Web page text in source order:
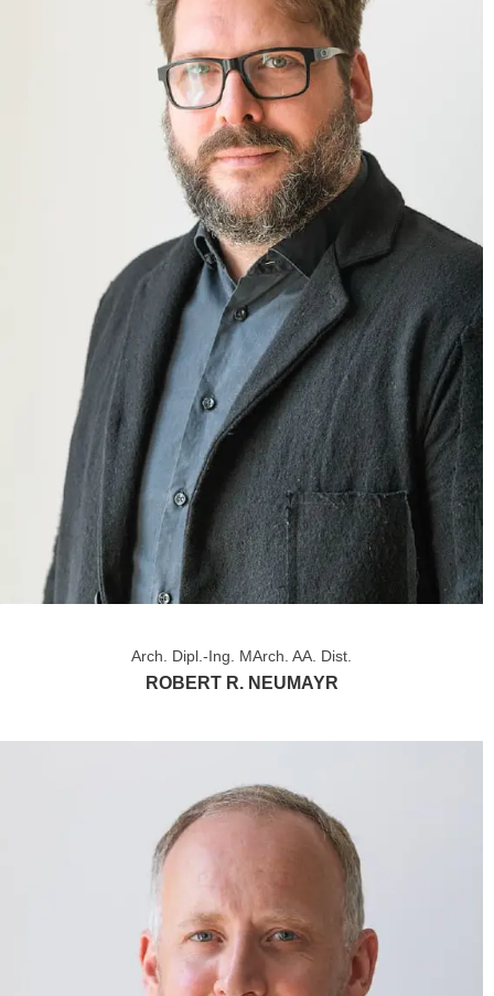
Arch. Dipl.-Ing. MArch. AA. Dist.
ROBERT R. NEUMAYR